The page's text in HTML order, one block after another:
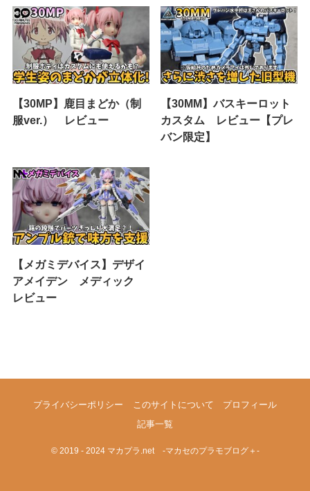
【30MP】鹿目まどか（制
服ver.） レビュー
【30MM】バスキーロット
カスタム レビュー【プレ
バン限定】
【メガミデバイス】デザイ
アメイデン メディック
レビュー
プライバシーポリシー このサイトについて
プロフィール
記事一覧
©2019 - 2024 マカプラ.net -マカセのプラモブログ＋-